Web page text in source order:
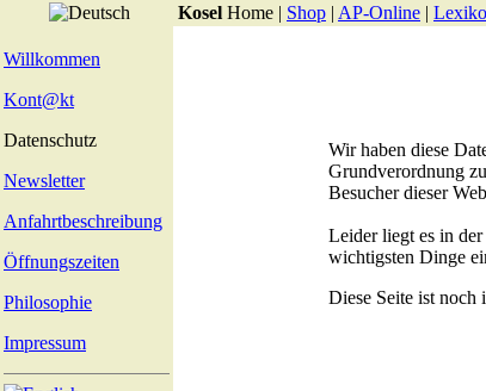
Kosel Home | Shop | AP-Online |
Willkommen
Kont@kt
Datenschutz
Newsletter
Anfahrtbeschreibung
Öffnungszeiten
Philosophie
Impressum
Wir haben diese
Grundverordnung
Besucher dieser
Leider liegt es in
wichtigsten Dinge
Diese Seite ist noch